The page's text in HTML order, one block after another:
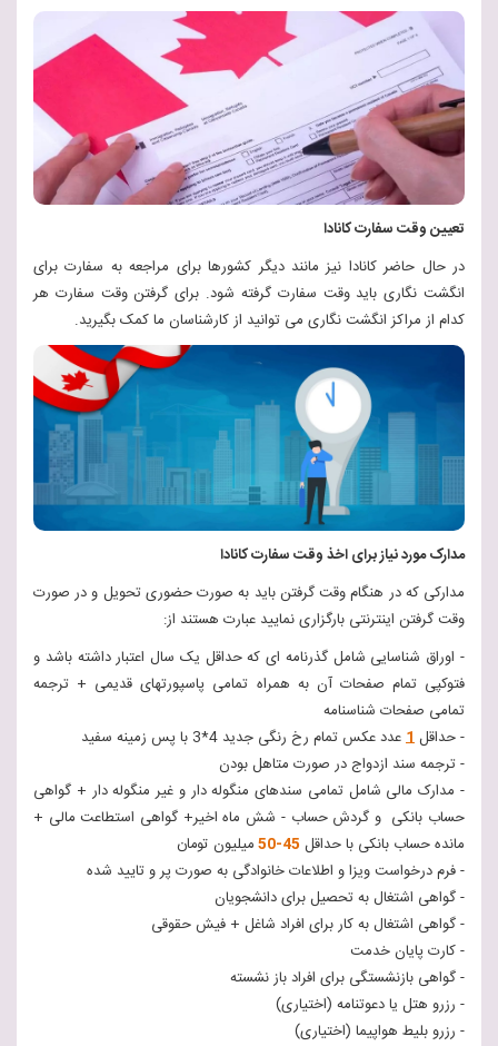
تعیین وقت سفارت کانادا
در حال حاضر کانادا نیز مانند دیگر کشورها برای مراجعه به سفارت برای
انگشت نگاری باید وقت سفارت گرفته شود. برای گرفتن وقت سفارت هر
کدام از مراکز انگشت نگاری می توانید از کارشناسان ما کمک بگیرید.
مدارک مورد نیاز برای اخذ وقت سفارت کانادا
مدارکی که در هنگام وقت گرفتن باید به صورت حضوری تحویل و در صورت
وقت گرفتن اینترنتی بارگزاری نمایید عبارت هستند از:
- اوراق شناسایی شامل گذرنامه ای که حداقل یک سال اعتبار داشته باشد و
فتوکپی تمام صفحات آن به همراه تمامی پاسپورتهای قدیمی + ترجمه
تمامی صفحات شناسنامه
- حداقل1عدد عکس تمام رخ رنگی جدید 4*3 با پس زمینه سفید
- ترجمه سند ازدواج در صورت متاهل بودن
- مدارک مالی شامل تمامی سندهای منگوله دار و غیر منگوله دار + گواهی
حساب بانکی و گردش حساب - شش ماه اخیر+ گواهی استطاعت مالی +
مانده حساب بانکی با حداقل 45-50
میلیون تومان
- فرم درخواست ویزا و اطلاعات خانوادگی به صورت پر و تایید شده
- گواهی اشتغال به تحصیل برای دانشجویان
- گواهی اشتغال به کار برای افراد شاغل + فیش حقوقی
- کارت پایان خدمت
- گواهی بازنشستگی برای افراد باز نشسته
- رزرو هتل یا دعوتنامه (اختیاری)
- رزرو بلیط هواپیما (اختیاری)